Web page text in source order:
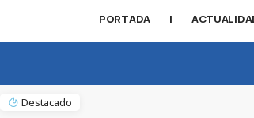
PORTADA |
Destacado